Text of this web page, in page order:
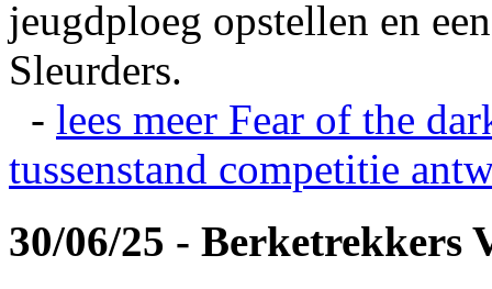
jeugdploeg opstellen en
Sleurders.
- lees meer Fear of the
tussenstand competitie
30/06/25 - Berketrekkers